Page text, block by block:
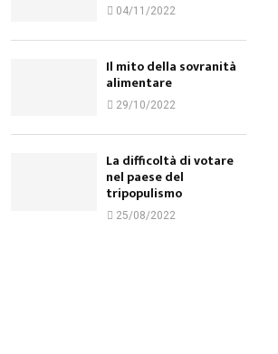
04/11/2022
Il mito della sovranità
alimentare
29/10/2022
La difficoltà di votare
nel paese del
tripopulismo
25/08/2022